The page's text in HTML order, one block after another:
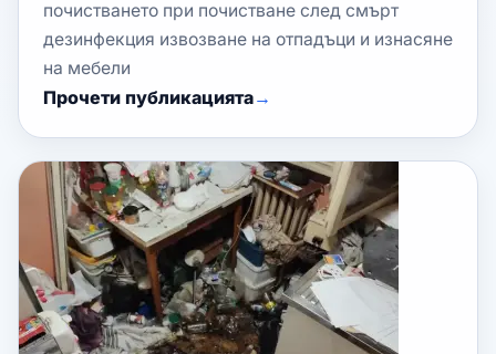
почистването при почистване след смърт
дезинфекция извозване на отпадъци и изнасяне
на мебели
Прочети публикацията